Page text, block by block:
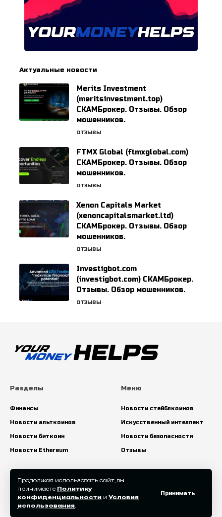
Продолжая использовать сайт, вы
принимаете Политику
конфиденциальности и Условия
использования.
Принимать
Актуальные новости
Merits Investment
(meritsinvestment.top)
СКАМБрокер. Отзывы. Обзор
мошенников.
ОТЗЫВЫ
FTMX Global (ftmxglobal.com)
СКАМБрокер. Отзывы. Обзор
мошенников.
ОТЗЫВЫ
Xenon Capitals Market
(xenoncapitalsmarket.ltd)
СКАМБрокер. Отзывы. Обзор
мошенников.
ОТЗЫВЫ
Investigbot.com
(investigbot.com) СКАМБрокер.
Отзывы. Обзор мошенников.
ОТЗЫВЫ
Разделы
Финансы
Новости альткоинов
Новости биткоин
Новости Ethereum
Меню
Новости стейблкоинов
Искусственный интеллект
Новости безопасности
Отзывы
Искать: